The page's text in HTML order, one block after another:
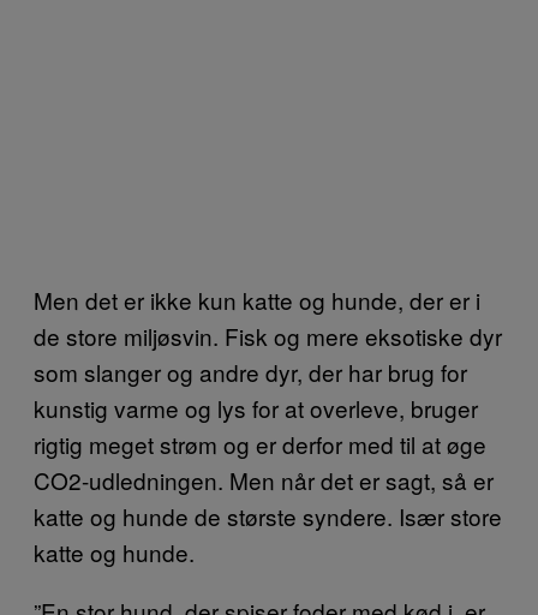
Men det er ikke kun katte og hunde, der er i
de store miljøsvin. Fisk og mere eksotiske dyr
som slanger og andre dyr, der har brug for
kunstig varme og lys for at overleve, bruger
rigtig meget strøm og er derfor med til at øge
CO2-udledningen. Men når det er sagt, så er
katte og hunde de største syndere. Især store
katte og hunde.